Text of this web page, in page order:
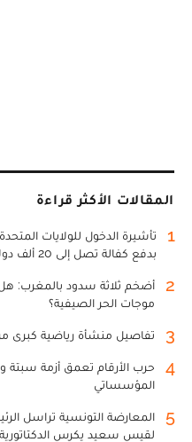
المقالات الأكثر قراءة
1
بدفع كفالة تصل إلى 20 ألف دولار
2
أضخم ثلاثة سدود بالمغرب:
موجات الحر الصيفية؟
3 تفاصيل منشأة رياضية كبرى
4
حرب الأرقام تعمق أزمة سبتة
المؤسساتي
5
المعارضة التونسية تراسل
لقيس سعيد يكرس